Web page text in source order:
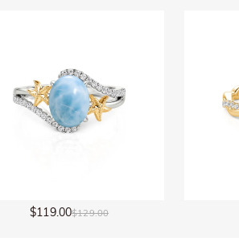
$119.00$129.00